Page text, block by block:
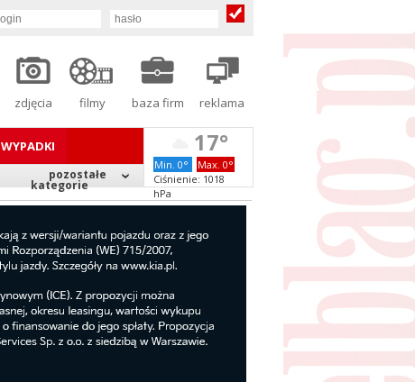
zdjęcia filmy baza firm reklama
WYPADKI
pozostałe
kategorie
17°
Min. 0°
Max. 0°
Ciśnienie: 1018
hPa